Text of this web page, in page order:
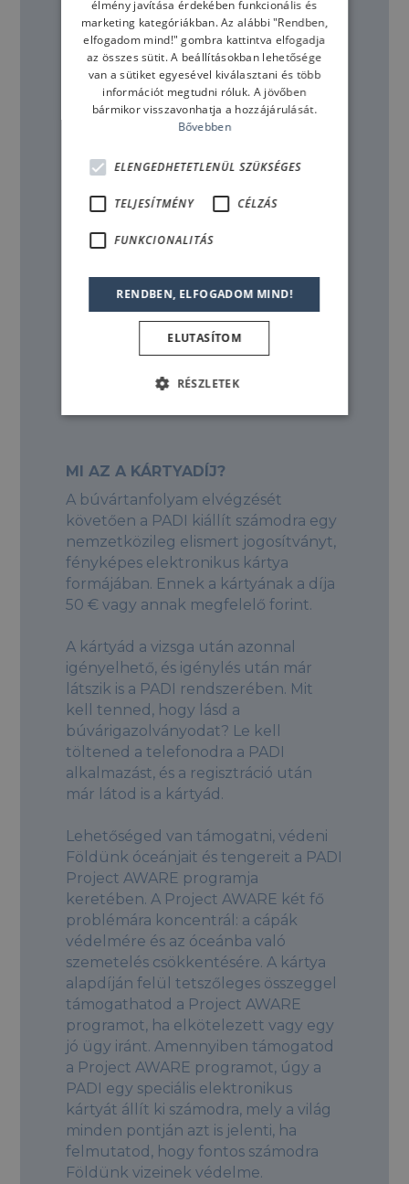
JELENTKEZÉS FELTÉTELE
Minősített PADI Advanced Open
Water Diver-nek kell lennie (vagy
más képzési szervezettől
származó olyan minősítő
PADI Advanced Open Water
Diver-hez).
KORHATÁROK BÚVÁROKNAK
MI AZ A KÁRTYADÍJ?
A búvártanfolyam elvégzését
követően a PADI kiállít számodra egy
nemzetközileg elismert jogosítványt,
fényképes elektronikus kártya
formájában. Ennek a kártyának a díja
50 € vagy annak megfelelő forint.
A kártyád a vizsga után azonnal
igényelhető, és igénylés után már
látszik is a PADI rendszerében. Mit
kell tenned, hogy lásd a
búvárigazolványodat? Le kell
töltened a telefonodra a PADI
alkalmazást, és a regisztráció után
már látod is a kártyád.
Lehetőséged van támogatni, védeni
Földünk óceánjait és tengereit a PADI
Project AWARE programja
keretében. A Project AWARE két fő
problémára koncentrál: a cápák
védelmére és az óceánba való
szemetelés csökkentésére. A kártya
alapdíján felül tetszőleges összeggel
támogathatod a Project AWARE
programot, ha elkötelezett vagy egy
jó ügy iránt. Amennyiben támogatod
a Project AWARE programot, úgy a
PADI egy speciális elektronikus
kártyát állít ki számodra, mely a világ
minden pontján azt is jelenti, ha
felmutatod, hogy fontos számodra
Földünk vizeinek védelme.
élmény javítása érdekében funkcionális és
marketing kategóriákban. Az alábbi "Rendben,
elfogadom mind!" gombra kattintva elfogadja
az összes sütit. A beállításokban lehetősége
van a sütiket egyesével kiválasztani és több
információt megtudni róluk. A jövőben
bármikor visszavonhatja a hozzájárulását.
Bővebben
ELENGEDHETETLENÜL SZÜKSÉGES
TELJESÍTMÉNY CÉLZÁS
FUNKCIONALITÁS
RENDBEN, ELFOGADOM MIND!
ELUTASÍTOM
RÉSZLETEK